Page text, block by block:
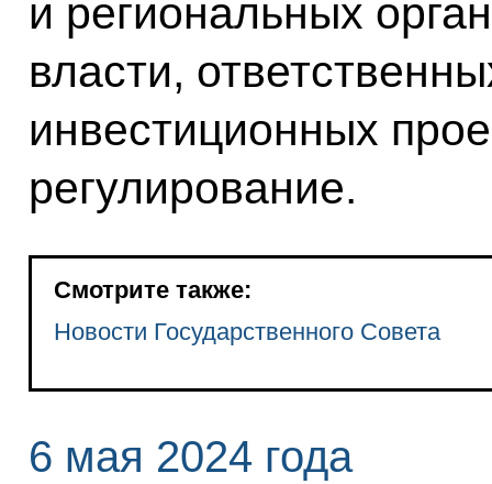
и региональных
власти,
инвестиционных
регулирование.
Смотрите также:
Новости Государственного Совета
6 мая 2024 года